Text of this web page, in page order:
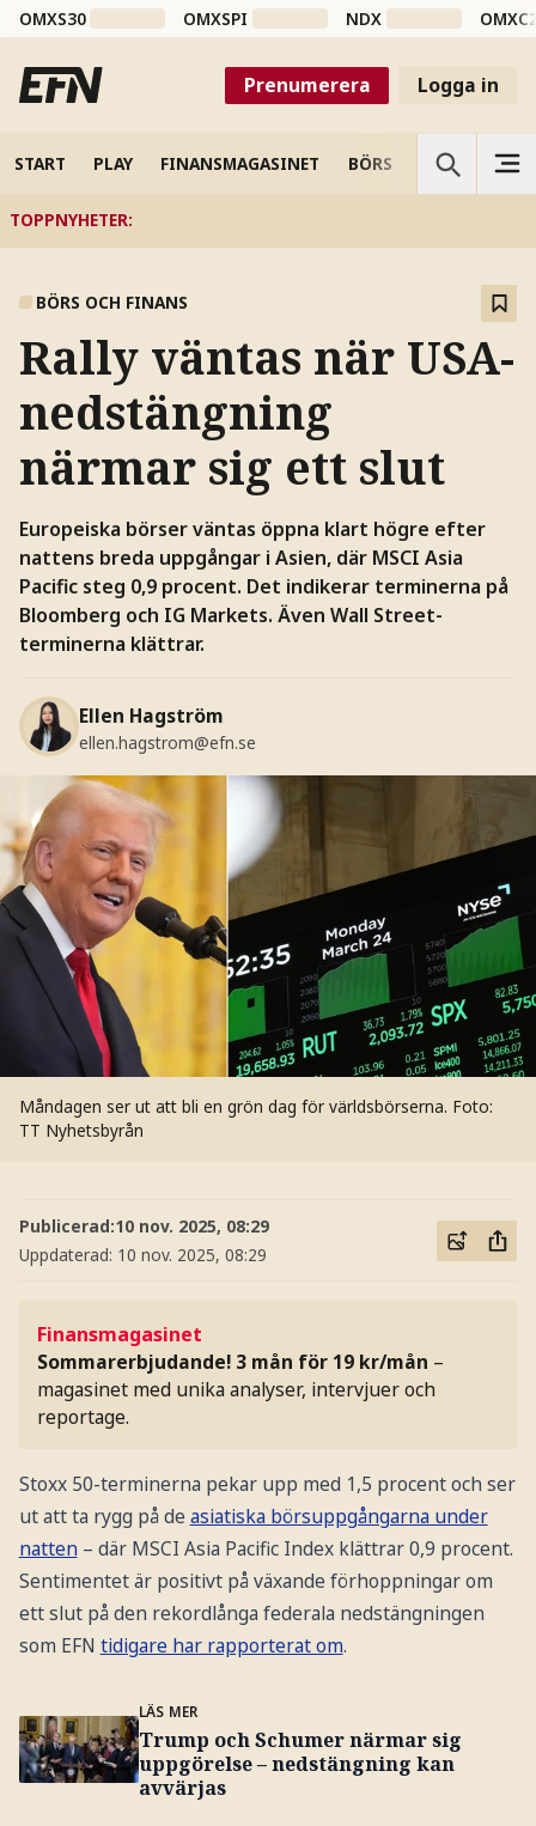
OMXS30 OMXSPI NDX
Prenumerera Logga in
START PLAY FINANSMAGASINET BÖRS VETENSKAP
TOPPNYHETER:
BÖRS OCH FINANS
Rally väntas när USA-
nedstängning
närmar sig ett slut
Europeiska börser väntas öppna klart högre efter
nattens breda uppgångar i Asien, där MSCI Asia
Pacific steg 0,9 procent. Det indikerar terminerna på
Bloomberg och IG Markets. Även Wall Street-
terminerna klättrar.
Ellen Hagström
ellen.hagstrom@efn.se
Måndagen ser ut att bli en grön dag för världsbörserna. Foto:
TT Nyhetsbyrån
Publicerad:10 nov. 2025, 08:29
Uppdaterad: 10 nov. 2025, 08:29
Finansmagasinet
Sommarerbjudande! 3 mån för 19 kr/mån –
magasinet med unika analyser, intervjuer och
reportage.
Stoxx 50-terminerna pekar upp med 1,5 procent och ser
ut att ta rygg på de asiatiska börsuppgångarna under
natten– där MSCI Asia Pacific Index klättrar 0,9 procent.
Sentimentet är positivt på växande förhoppningar om
ett slut på den rekordlånga federala nedstängningen
som EFN tidigare har rapporterat om.
LÄS MER
Trump och Schumer närmar sig
uppgörelse – nedstängning kan
avvärjas